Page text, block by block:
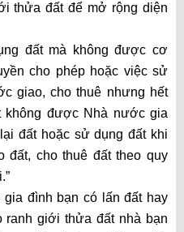
thửa đất để mở rộng diện
đất mà không được cơ
cho phép hoặc việc sử
giao, cho thuê nhưng hết
không được Nhà nước gia
đất hoặc sử dụng đất khi
đất, cho thuê đất theo quy
đình bạn có lấn đất hay
ranh giới thửa đất nhà bạn